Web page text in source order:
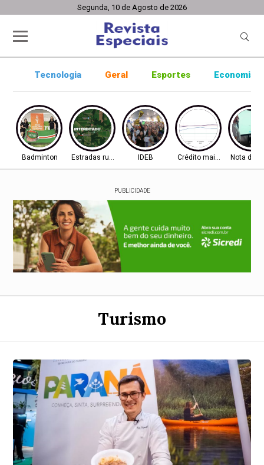
Segunda, 10 de Agosto de 2026
Tecnologia Geral Esportes Economia
Badminton Estradas rurais IDEB Crédito mais difícilNota do
PUBLICIDADE
Turismo